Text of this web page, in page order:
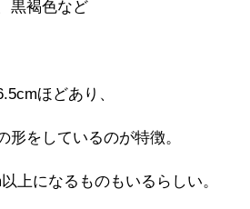
黒褐色など
ほどあり、
形をしているのが特徴。
上になるものもいるらしい。